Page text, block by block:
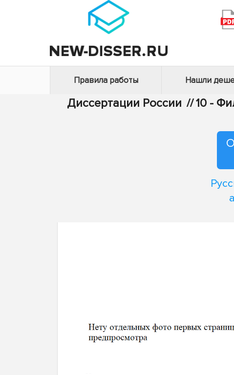
Правила работы Нашли
Диссертации России //10 -